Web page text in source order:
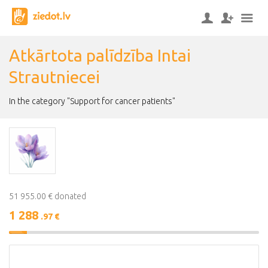
Atkārtota palīdzība Intai
Strautniecei
In the category "Support for cancer patients"
51 955.00 € donated
1 288 .97 €
2%
Complete